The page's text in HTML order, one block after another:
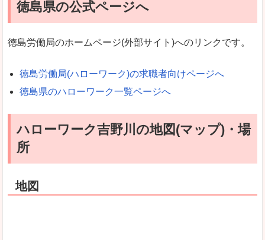
徳島県の公式ページへ
徳島労働局のホームページ(外部サイト)へのリンクです。
徳島労働局(ハローワーク)の求職者向けページへ
徳島県のハローワーク一覧ページへ
ハローワーク吉野川の地図(マップ)・場
所
地図